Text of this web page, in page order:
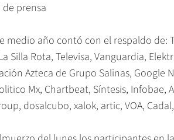
prensa
medio año contó con el respaldo de:
Silla Rota, Televisa, Vanguardia,
Azteca de Grupo Salinas, Google
Mx, Chartbeat, Síntesis, Infobae,
dosalcubo, xalok, artic, VOA,